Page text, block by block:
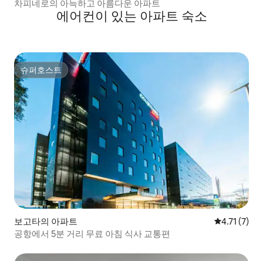
차피네로의 아늑하고 아름다운 아파트
에어컨이 있는 아파트 숙소
슈퍼호스트
슈퍼호스트
보고타의 아파트 평점 4.71점
4.71 (7)
공항에서 5분 거리 무료 아침 식사 교통편